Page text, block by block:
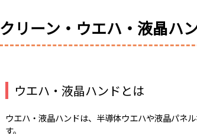
クリーン・ウエハ・液晶ハ
ウエハ・液晶ハンドとは
ウエハ・液晶ハンドは、半導体ウエハや液晶パネ
す。